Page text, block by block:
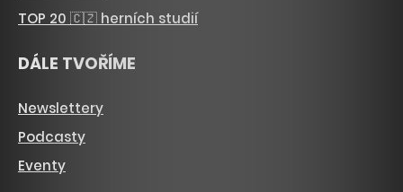
TOP 20 🇨🇿 herních studií
DÁLE TVOŘÍME
Newslettery
Podcasty
Eventy